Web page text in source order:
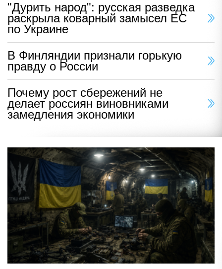
"Дурить народ": русская разведка
раскрыла коварный замысел ЕС
по Украине
В Финляндии признали горькую
правду о России
Почему рост сбережений не
делает россиян виновниками
замедления экономики